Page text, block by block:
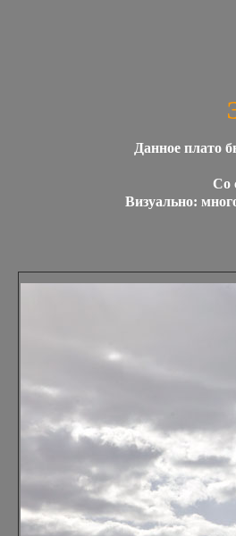
Данное плато
Со
Визуально: